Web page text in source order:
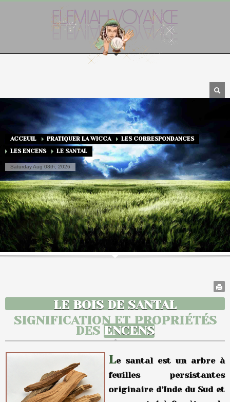
ACCEUIL PRATIQUER LA WICCA
LES CORRESPONDANCES
LES ENCENS
LE SANTAL
Saturday Aug 08th, 2026
LE BOIS DE SANTAL
SIGNIFICATION ET PROPRIÉTÉS
DES ENCENS
Le santal est un arbre à
feuilles persistantes
originaire d’Inde du Sud et